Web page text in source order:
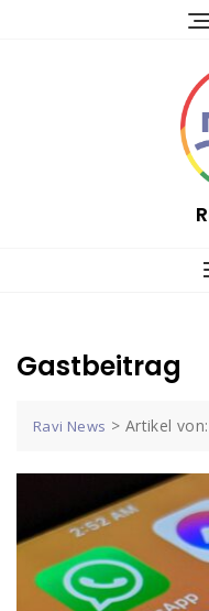
Gastbeitrag
Ravi News > Artikel